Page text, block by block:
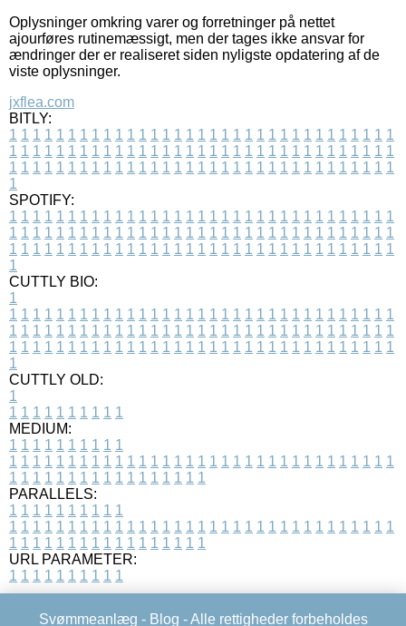
Oplysninger omkring varer og forretninger på nettet
ajourføres rutinemæssigt, men der tages ikke ansvar for
ændringer der er realiseret siden nyligste opdatering af de
viste oplysninger.
jxflea.com
BITLY:
1 1 1 1 1 1 1 1 1 1 1 1 1 1 1 1 1 1 1 1 1 1 1 1 1 1 1 1 1 1 1 1 1
1 1 1 1 1 1 1 1 1 1 1 1 1 1 1 1 1 1 1 1 1 1 1 1 1 1 1 1 1 1 1 1 1
1 1 1 1 1 1 1 1 1 1 1 1 1 1 1 1 1 1 1 1 1 1 1 1 1 1 1 1 1 1 1 1 1
1
SPOTIFY:
1 1 1 1 1 1 1 1 1 1 1 1 1 1 1 1 1 1 1 1 1 1 1 1 1 1 1 1 1 1 1 1 1
1 1 1 1 1 1 1 1 1 1 1 1 1 1 1 1 1 1 1 1 1 1 1 1 1 1 1 1 1 1 1 1 1
1 1 1 1 1 1 1 1 1 1 1 1 1 1 1 1 1 1 1 1 1 1 1 1 1 1 1 1 1 1 1 1 1
1
CUTTLY BIO:
1
1 1 1 1 1 1 1 1 1 1 1 1 1 1 1 1 1 1 1 1 1 1 1 1 1 1 1 1 1 1 1 1 1
1 1 1 1 1 1 1 1 1 1 1 1 1 1 1 1 1 1 1 1 1 1 1 1 1 1 1 1 1 1 1 1 1
1 1 1 1 1 1 1 1 1 1 1 1 1 1 1 1 1 1 1 1 1 1 1 1 1 1 1 1 1 1 1 1 1
1
CUTTLY OLD:
1
1 1 1 1 1 1 1 1 1 1
MEDIUM:
1 1 1 1 1 1 1 1 1 1
1 1 1 1 1 1 1 1 1 1 1 1 1 1 1 1 1 1 1 1 1 1 1 1 1 1 1 1 1 1 1 1 1
1 1 1 1 1 1 1 1 1 1 1 1 1 1 1 1 1
PARALLELS:
1 1 1 1 1 1 1 1 1 1
1 1 1 1 1 1 1 1 1 1 1 1 1 1 1 1 1 1 1 1 1 1 1 1 1 1 1 1 1 1 1 1 1
1 1 1 1 1 1 1 1 1 1 1 1 1 1 1 1 1
URL PARAMETER:
1 1 1 1 1 1 1 1 1 1
Svømmeanlæg - Blog - Alle rettigheder forbeholdes